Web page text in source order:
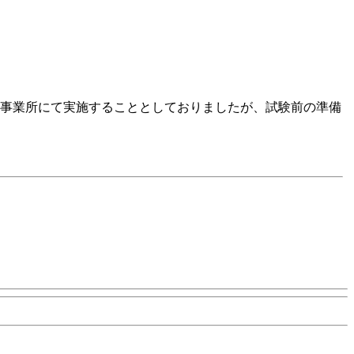
業所にて実施することとしておりましたが、試験前の準備